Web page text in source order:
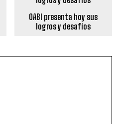
OABI presenta hoy sus
logros y desafíos